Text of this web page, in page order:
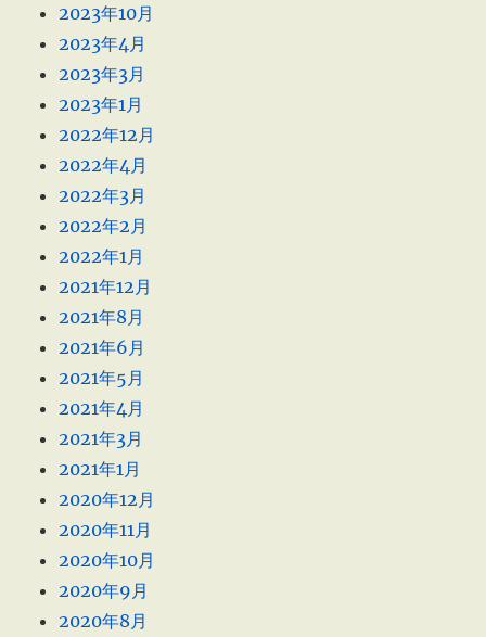
2023年10月
2023年4月
2023年3月
2023年1月
2022年12月
2022年4月
2022年3月
2022年2月
2022年1月
2021年12月
2021年8月
2021年6月
2021年5月
2021年4月
2021年3月
2021年1月
2020年12月
2020年11月
2020年10月
2020年9月
2020年8月